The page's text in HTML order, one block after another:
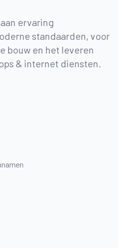
ervaring
standaarden, voor
bouw en het leveren
& internet diensten.